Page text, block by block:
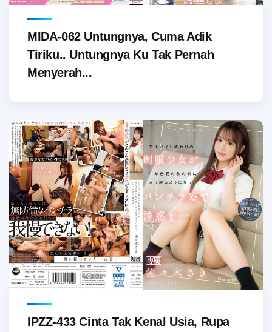
MIDA-062 Untungnya, Cuma Adik
Tiriku.. Untungnya Ku Tak Pernah
Menyerah...
IPZZ-433 Cinta Tak Kenal Usia, Rupa